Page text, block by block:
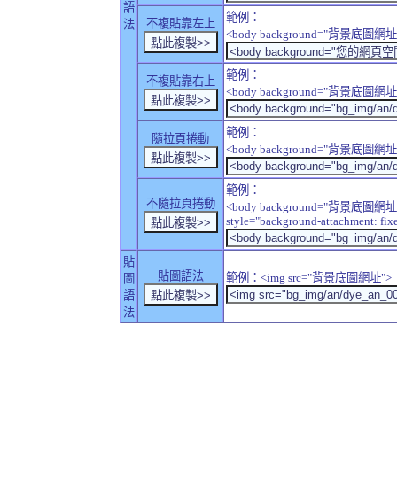
語
法
不複貼靠左上
範例：
<body background="背景底圖網
不複貼靠右上
範例：
<body background="背景底圖網
隨拉頁捲動
範例：
<body background="背景底圖網
不隨拉頁捲動
範例：
<body background="背景底圖網
style="background-attachment:
貼
圖
語
法
貼圖語法 範例：<img src="背景底圖網址">